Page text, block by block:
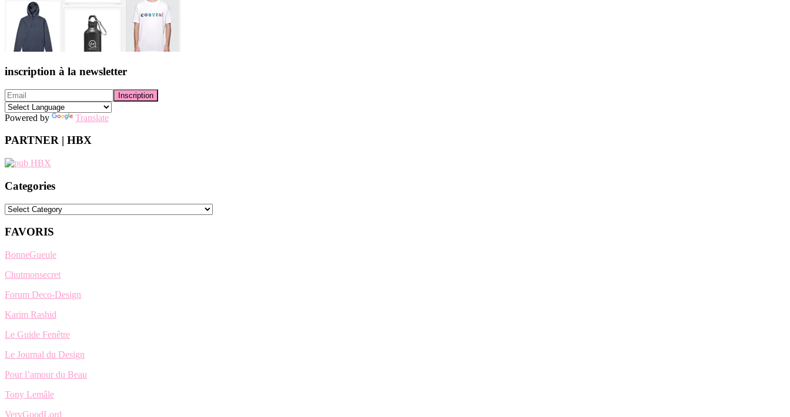
inscription à la newsletter
Powered by Translate
PARTNER | HBX
Categories
Categories
FAVORIS
BonneGueule
Chutmonsecret
Forum Deco-Design
Karim Rashid
Le Guide Fenêtre
Le Journal du Design
Pour l’amour du Beau
Tony Lemâle
VeryGoodLord